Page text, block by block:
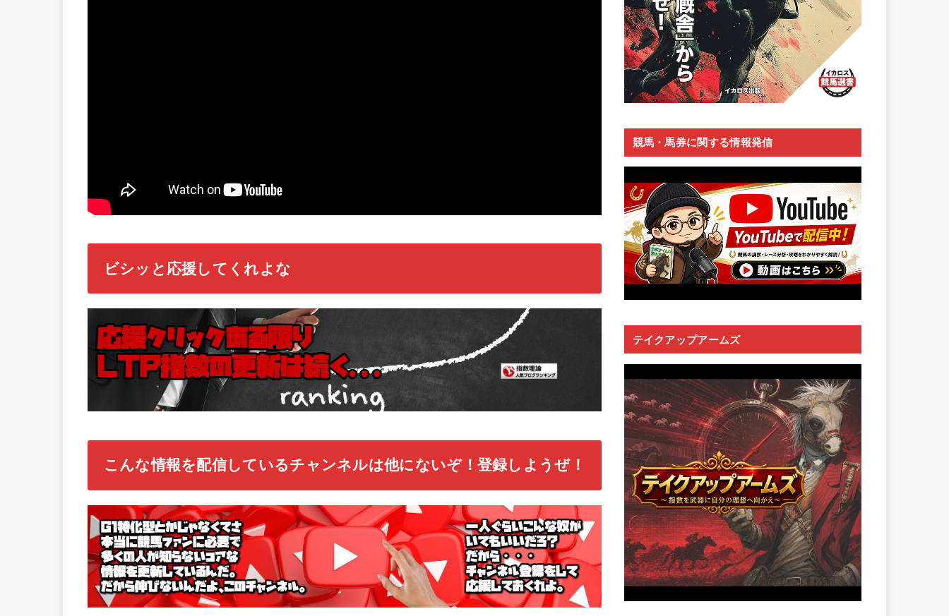
ビシッと応援してくれよな
こんな情報を配信しているチャンネルは他にないぞ！登録しようぜ！
競馬・馬券に関する情報発信
テイクアップアームズ